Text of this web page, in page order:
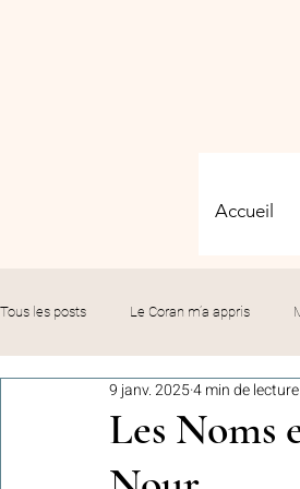
Accueil
Tous les posts Le Coran m’a appris
Evénements Solidarité
Les Noms
9 janv. 20254 min de lecture